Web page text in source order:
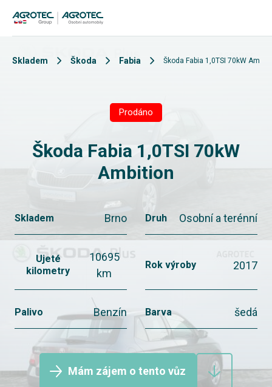
Skladem Škoda Fabia Škoda Fabia 1,0TSI 70kW
Prodáno
Škoda Fabia 1,0TSI 70kW
Ambition
Skladem Brno Druh Osobní a terénní
Ujeté
kilometry
10695
km
Rok výroby 2017
Palivo Benzín Barva šedá
Mám zájem o tento vůz